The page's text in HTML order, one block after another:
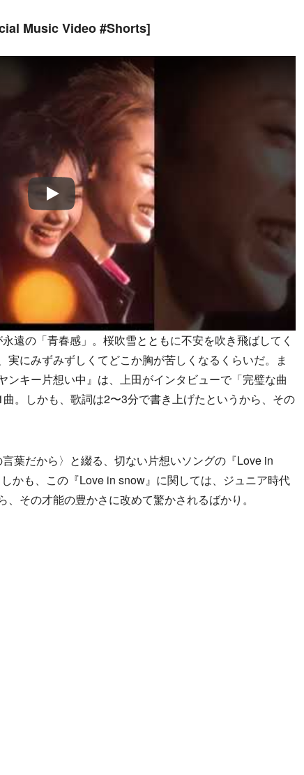
Music Video #Shorts]
Play
遠の「青春感」。桜吹雪とともに不安を吹き飛ばしてく
にみずみずしくてどこか胸が苦しくなるくらいだ。ま
ンキー片想い中』は、上田がインタビューで「完璧な曲
。しかも、歌詞は2〜3分で書き上げたというから、その
葉だから〉と綴る、切ない片想いソングの『Love in
かも、この『Love in snow』に関しては、ジュニア時代
その才能の豊かさに改めて驚かされるばかり。